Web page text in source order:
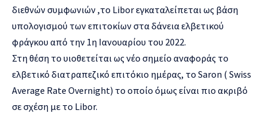
διεθνών συμφωνιών ,το Libor εγκαταλείπεται ως βάση
υπολογισμού των επιτοκίων στα δάνεια ελβετικού
φράγκου από την 1η Ιανουαρίου του 2022.
Στη θέση το υιοθετείται ως νέο σημείο αναφοράς το
ελβετικό διατραπεζικό επιτόκιο ημέρας, το Saron ( Swiss
Average Rate Overnight) το οποίο όμως είναι πιο ακριβό
σε σχέση με το Libor.